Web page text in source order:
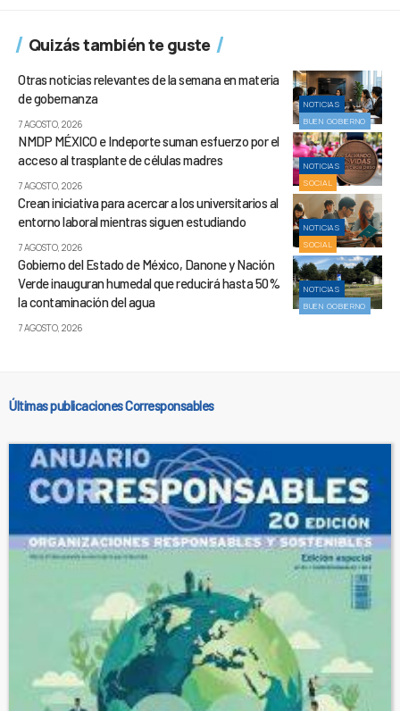
Quizás también te guste
NOTICIAS
BUEN GOBIERNO
Otras noticias relevantes de la semana en materia
de gobernanza
7 AGOSTO, 2026
NOTICIAS
SOCIAL
NMDP MÉXICO e Indeporte suman esfuerzo por el
acceso al trasplante de células madres
7 AGOSTO, 2026
NOTICIAS
SOCIAL
Crean iniciativa para acercar a los universitarios al
entorno laboral mientras siguen estudiando
7 AGOSTO, 2026
NOTICIAS
BUEN GOBIERNO
Gobierno del Estado de México, Danone y Nación
Verde inauguran humedal que reducirá hasta 50%
la contaminación del agua
7 AGOSTO, 2026
Últimas publicaciones Corresponsables